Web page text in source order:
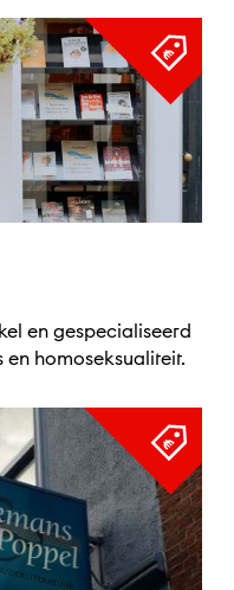
en gespecialiseerd
homoseksualiteit.